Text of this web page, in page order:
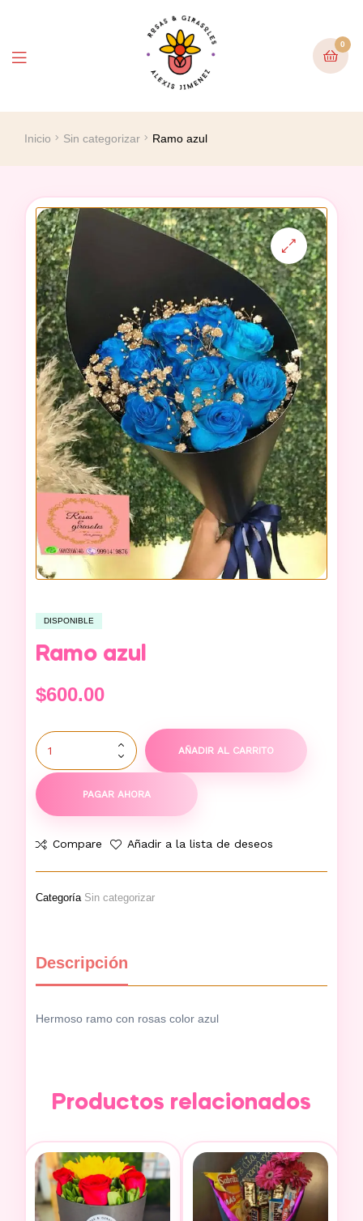
0
Inicio Sin categorizar Ramo azul
DISPONIBLE
Ramo azul
$600.00
AÑADIR AL CARRITO
PAGAR AHORA
Compare Añadir a la lista de deseos
Categoría Sin categorizar
Descripción
Hermoso ramo con rosas color azul
Productos relacionados